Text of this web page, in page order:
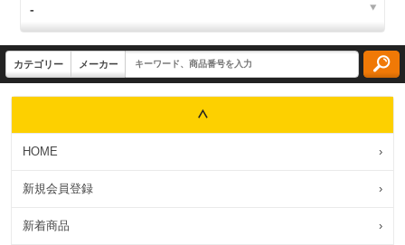
HOME ›
新規会員登録 ›
新着商品 ›